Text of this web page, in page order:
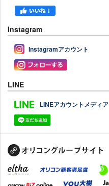
Instagram
Instagramアカウント
LINE
LINEアカウントメディア